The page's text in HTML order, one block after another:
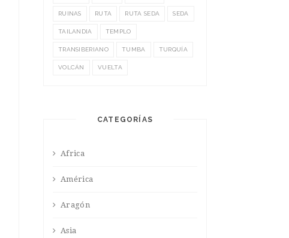
RUINAS RUTA RUTA SEDA SEDA
TAILANDIA TEMPLO
TRANSIBERIANO TUMBA TURQUÍA
VOLCÁN VUELTA
CATEGORÍAS
Africa
América
Aragón
Asia